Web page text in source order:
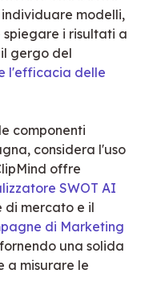
modelli,
i risultati a
gergo del
l'efficacia delle
componenti
considera l'uso
offre
SWOT AI
di Marketing
una solida
a misurare le